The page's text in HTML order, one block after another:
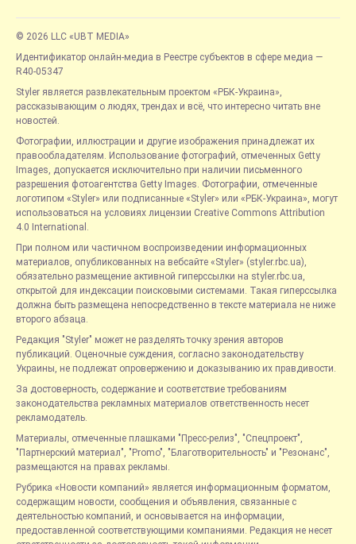
© 2026 LLC «UBT MEDIA»
Идентификатор онлайн-медиа в Реестре субъектов в сфере медиа —
R40-05347
Styler является развлекательным проектом «РБК-Украина»,
рассказывающим о людях, трендах и всё, что интересно читать вне
новостей.
Фотографии, иллюстрации и другие изображения принадлежат их
правообладателям. Использование фотографий, отмеченных Getty
Images, допускается исключительно при наличии письменного
разрешения фотоагентства Getty Images. Фотографии, отмеченные
логотипом «Styler» или подписанные «Styler» или «РБК-Украина», могут
использоваться на условиях лицензии Creative Commons Attribution
4.0 International.
При полном или частичном воспроизведении информационных
материалов, опубликованных на вебсайте «Styler» (styler.rbc.ua),
обязательно размещение активной гиперссылки на styler.rbc.ua,
открытой для индексации поисковыми системами. Такая гиперссылка
должна быть размещена непосредственно в тексте материала не ниже
второго абзаца.
Редакция "Styler" может не разделять точку зрения авторов
публикаций. Оценочные суждения, согласно законодательству
Украины, не подлежат опровержению и доказыванию их правдивости.
За достоверность, содержание и соответствие требованиям
законодательства рекламных материалов ответственность несет
рекламодатель.
Материалы, отмеченные плашками "Пресс-релиз", "Спецпроект",
"Партнерский материал", "Promo", "Благотворительность" и "Резонанс",
размещаются на правах рекламы.
Рубрика «Новости компаний» является информационным форматом,
содержащим новости, сообщения и объявления, связанные с
деятельностью компаний, и основывается на информации,
предоставленной соответствующими компаниями. Редакция не несет